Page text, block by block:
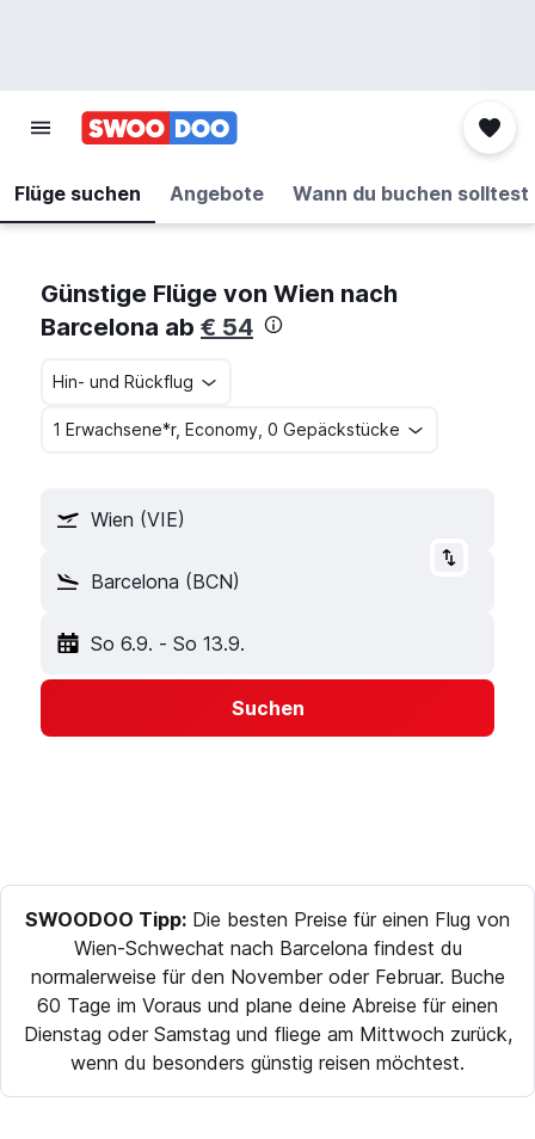
Flüge suchen Angebote Wann du buchen solltest
Günstige Flüge von Wien nach
Barcelona ab € 54
Hin- und Rückflug
1 Erwachsene*r, Economy, 0 Gepäckstücke
Wien (VIE)
Barcelona (BCN)
So 6.9. - So 13.9.
Suchen
SWOODOO Tipp: Die besten Preise für einen Flug von
Wien-Schwechat nach Barcelona findest du
normalerweise für den November oder Februar. Buche
60 Tage im Voraus und plane deine Abreise für einen
Dienstag oder Samstag und fliege am Mittwoch zurück,
wenn du besonders günstig reisen möchtest.